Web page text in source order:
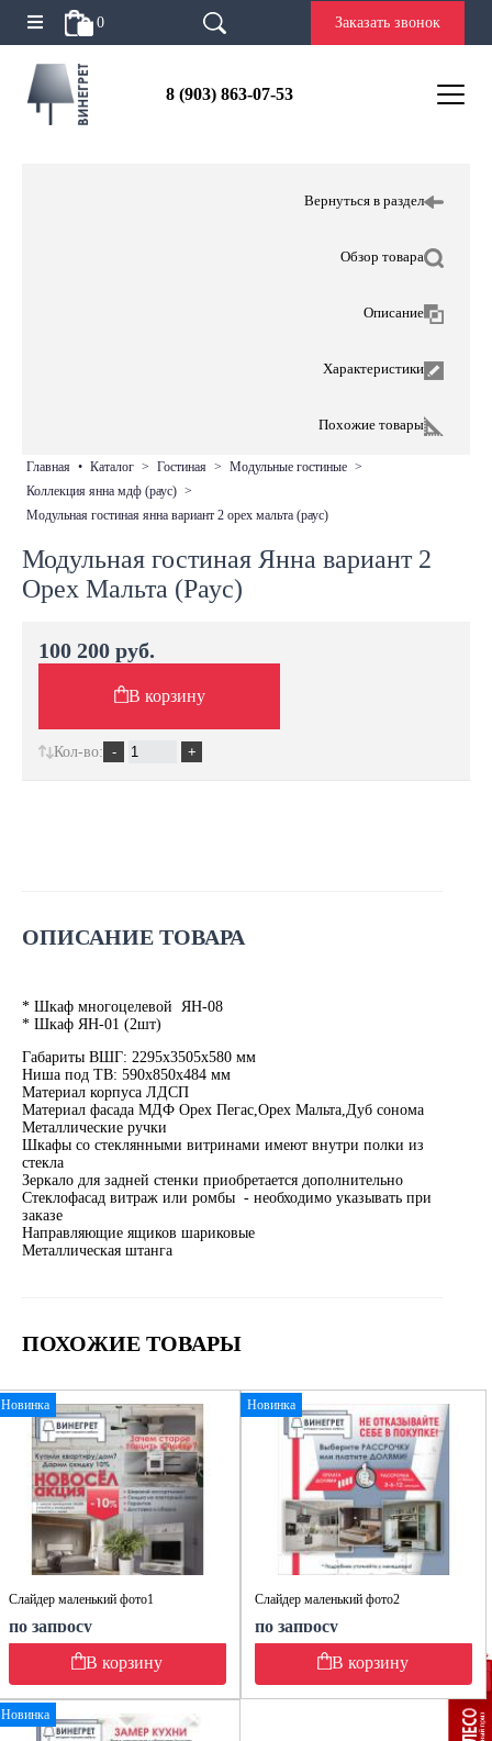
0 Заказать звонок
8 (903) 863-07-53
Вернуться в раздел
Обзор товара
Описание
Характеристики
Похожие товары
главная • каталог > гостиная > модульные гостиные >
коллекция янна мдф (раус) >
модульная гостиная янна вариант 2 орех мальта (раус)
Модульная гостиная Янна вариант 2
Орех Мальта (Раус)
ОПИСАНИЕ ТОВАРА
* Шкаф многоцелевой ЯН-08
* Шкаф ЯН-01 (2шт)
Габариты ВШГ: 2295х3505х580 мм
Ниша под ТВ: 590х850х484 мм
Материал корпуса ЛДСП
Материал фасада МДФ Орех Пегас,Орех Мальта,Дуб сонома
Металлические ручки
Шкафы со стеклянными витринами имеют внутри полки из
стекла
Зеркало для задней стенки приобретается дополнительно
Стеклофасад витраж или ромбы - необходимо указывать при
заказе
Направляющие ящиков шариковые
Металлическая штанга
ПОХОЖИЕ ТОВАРЫ
Новинка
Слайдер маленький фото1
по запросу
В корзину
Новинка
Слайдер маленький фото2
по запросу
В корзину
Новинка
100 200 руб.
В корзину
Кол-во: